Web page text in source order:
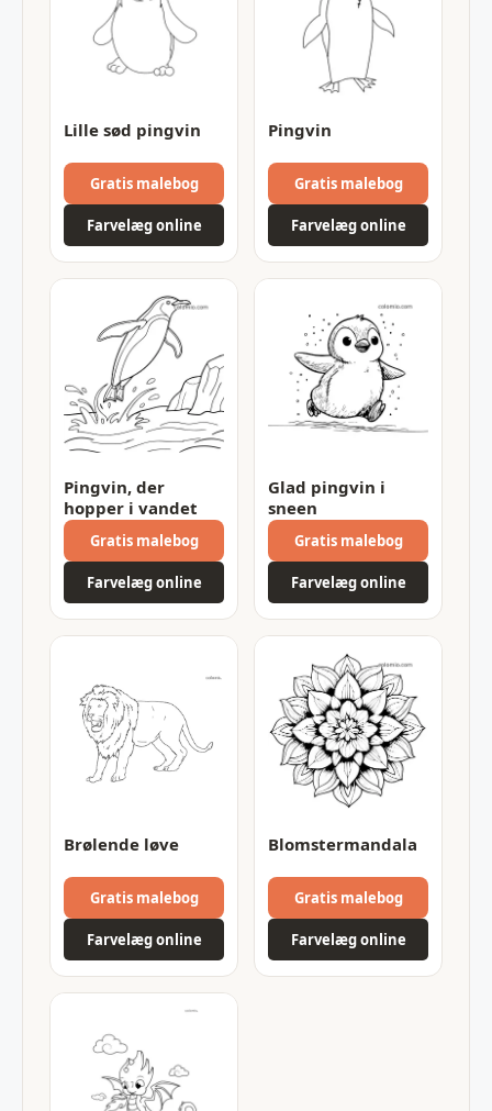
Lille sød pingvin
Gratis malebog
Farvelæg online
Pingvin
Gratis malebog
Farvelæg online
Pingvin, der
hopper i vandet
Gratis malebog
Farvelæg online
Glad pingvin i
sneen
Gratis malebog
Farvelæg online
Brølende løve
Gratis malebog
Farvelæg online
Blomstermandala
Gratis malebog
Farvelæg online